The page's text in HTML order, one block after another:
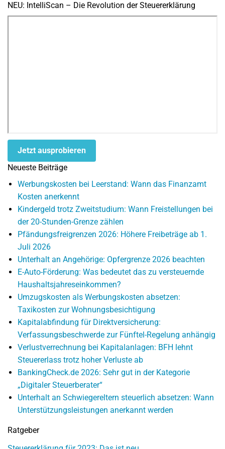
NEU: IntelliScan – Die Revolution der Steuererklärung
Jetzt ausprobieren
Neueste Beiträge
Werbungskosten bei Leerstand: Wann das Finanzamt
Kosten anerkennt
Kindergeld trotz Zweitstudium: Wann Freistellungen bei
der 20-Stunden-Grenze zählen
Pfändungsfreigrenzen 2026: Höhere Freibeträge ab 1.
Juli 2026
Unterhalt an Angehörige: Opfergrenze 2026 beachten
E-Auto-Förderung: Was bedeutet das zu versteuernde
Haushaltsjahreseinkommen?
Umzugskosten als Werbungskosten absetzen:
Taxikosten zur Wohnungsbesichtigung
Kapitalabfindung für Direktversicherung:
Verfassungsbeschwerde zur Fünftel-Regelung anhängig
Verlustverrechnung bei Kapitalanlagen: BFH lehnt
Steuererlass trotz hoher Verluste ab
BankingCheck.de 2026: Sehr gut in der Kategorie
„Digitaler Steuerberater“
Unterhalt an Schwiegereltern steuerlich absetzen: Wann
Unterstützungsleistungen anerkannt werden
Ratgeber